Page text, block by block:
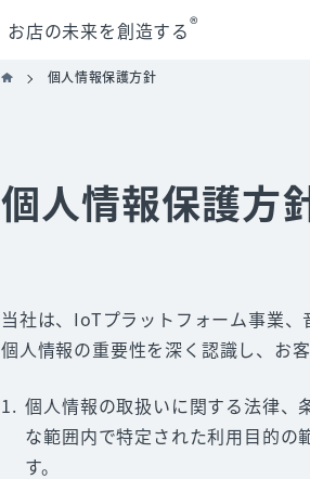
お店の未来を創造する®
個人情報保護方針
個人情報保護方
当社は、IoTプラットフォーム事業
個人情報の重要性を深く認識し、お
個人情報の取扱いに関する法律、
な範囲内で特定された利用目的の
す。